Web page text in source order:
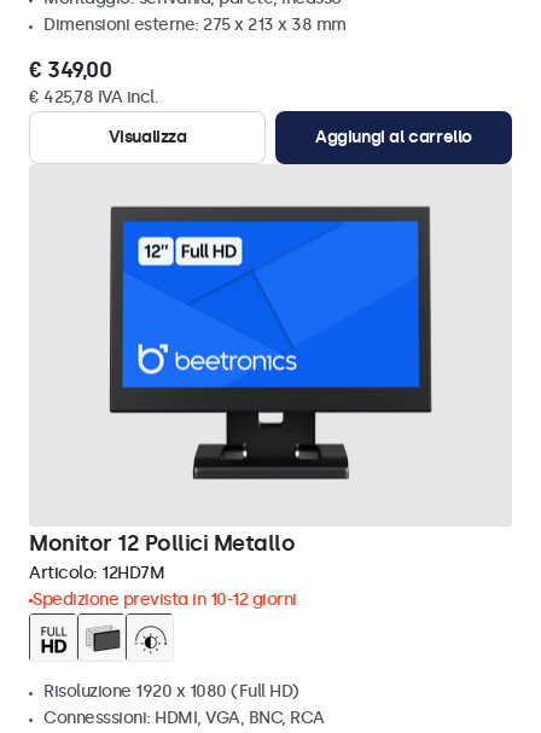
Dimensioni esterne: 275 x 213 x 38 mm
€ 349,00
€ 425,78 IVA incl.
Visualizza
Aggiungi al carrello
Monitor 12 Pollici Metallo
Articolo: 12HD7M
Spedizione prevista in 10-12 giorni
Risoluzione 1920 x 1080 (Full HD)
Connesssioni: HDMI, VGA, BNC, RCA